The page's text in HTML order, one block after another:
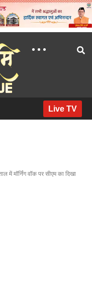
Live TV
में मॉर्निंग वॉक पर सीएम का दिखा